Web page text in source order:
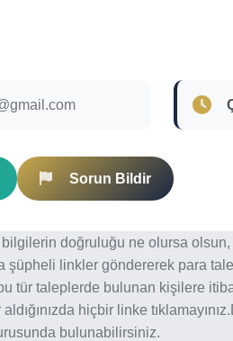
Sorun Bildir
doğruluğu ne olursa
şüpheli linkler göndererek para
tür taleplerde bulunan kişilere
hiçbir linke
bulunabilirsiniz.